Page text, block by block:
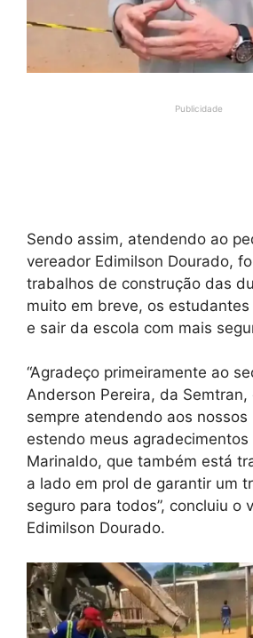
Publicidade
Sendo assim, atendendo ao
vereador Edimilson Dourado,
trabalhos de construção das
muito em breve, os
e sair da escola com mais
“Agradeço primeiramente ao
Anderson Pereira, da Semtran,
sempre atendendo aos nossos
estendo meus
Marinaldo, que também está
a lado em prol de garantir um
seguro para todos”, concluiu o
Edimilson Dourado.